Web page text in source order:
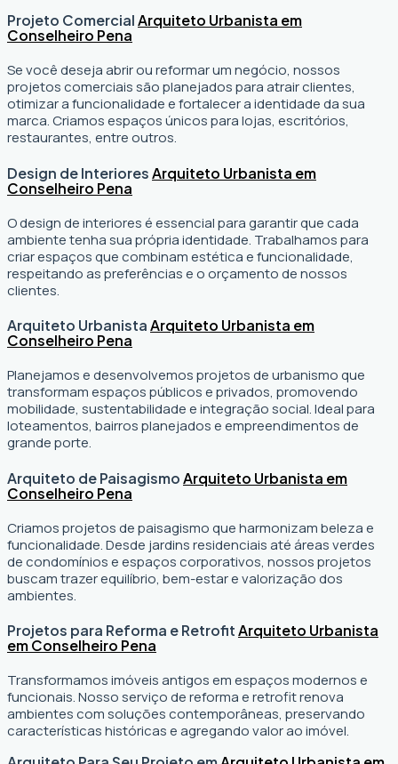
Projeto ComercialArquiteto Urbanista em
Conselheiro Pena
Se você deseja abrir ou reformar um negócio, nossos
projetos comerciais são planejados para atrair clientes,
otimizar a funcionalidade e fortalecer a identidade da sua
marca. Criamos espaços únicos para lojas, escritórios,
restaurantes, entre outros.
Design de InterioresArquiteto Urbanista em
Conselheiro Pena
O design de interiores é essencial para garantir que cada
ambiente tenha sua própria identidade. Trabalhamos para
criar espaços que combinam estética e funcionalidade,
respeitando as preferências e o orçamento de nossos
clientes.
Arquiteto UrbanistaArquiteto Urbanista em
Conselheiro Pena
Planejamos e desenvolvemos projetos de urbanismo que
transformam espaços públicos e privados, promovendo
mobilidade, sustentabilidade e integração social. Ideal para
loteamentos, bairros planejados e empreendimentos de
grande porte.
Arquiteto de PaisagismoArquiteto Urbanista em
Conselheiro Pena
Criamos projetos de paisagismo que harmonizam beleza e
funcionalidade. Desde jardins residenciais até áreas verdes
de condomínios e espaços corporativos, nossos projetos
buscam trazer equilíbrio, bem-estar e valorização dos
ambientes.
Projetos para Reforma e RetrofitArquiteto Urbanista
em Conselheiro Pena
Transformamos imóveis antigos em espaços modernos e
funcionais. Nosso serviço de reforma e retrofit renova
ambientes com soluções contemporâneas, preservando
características históricas e agregando valor ao imóvel.